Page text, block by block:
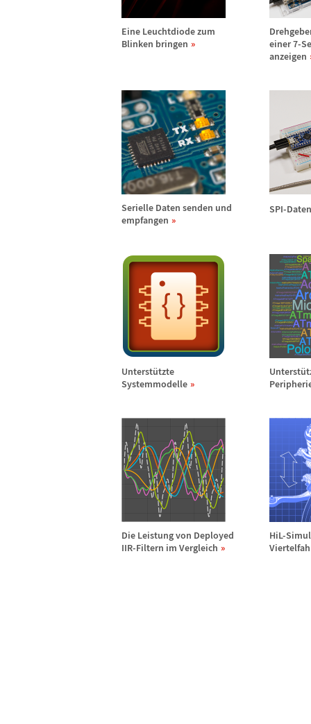
Eine Leuchtdiode zum
Blinken bringen
einer 7-
anzeigen
Serielle Daten senden und
empfangen
SPI-
Unterstützte
Systemmodelle
Unterstü
Die Leistung von Deployed
IIR-Filtern im Vergleich
HiL-